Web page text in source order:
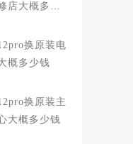
店大概多少
换原装电
概多少钱
换原装主
大概多少钱